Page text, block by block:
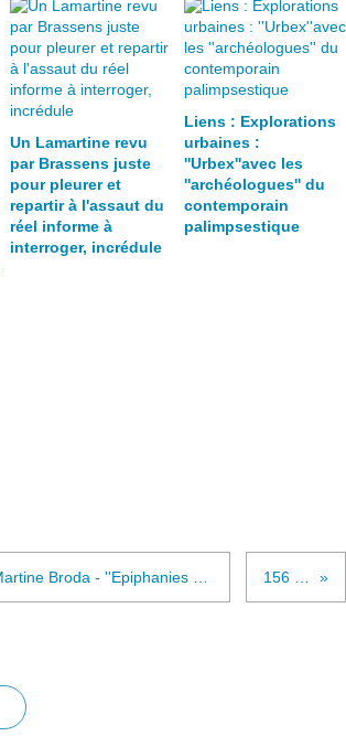
Un Lamartine revu
par Brassens juste
pour pleurer et
repartir à l'assaut du
réel informe à
interroger, incrédule
Liens : Explorations
urbaines :
''Urbex''avec les
''archéologues'' du
contemporain
palimpsestique